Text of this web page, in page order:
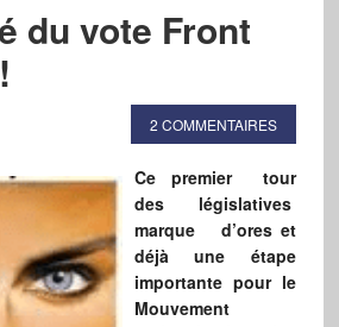
du vote Front
2 COMMENTAIRES
Ce premier tour
des législatives
marque d’ores et
déjà une étape
importante pour le
Mouvement